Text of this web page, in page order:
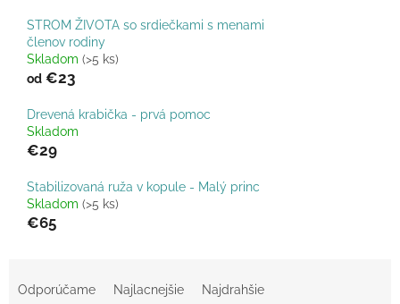
STROM ŽIVOTA so srdiečkami s menami
členov rodiny
Skladom (>5 ks)
od €23
Drevená krabička - prvá pomoc
Skladom
€29
Stabilizovaná ruža v kopule - Malý princ
Skladom (>5 ks)
€65
Odporúčame Najlacnejšie Najdrahšie